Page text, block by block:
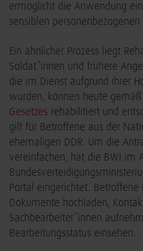
ermöglicht die Anwendung
sensiblen personenbezogenen
Ein ähnlicher Prozess liegt
Soldat*innen und frühere
die im Dienst aufgrund ihrer
wurden, können heute gemäß
Gesetzes rehabilitiert und
gilt für Betroffene aus der
ehemaligen DDR. Um die
vereinfachen, hat die BWI im
Portal eingerichtet.
Dokumente hochladen,
Sachbearbeiter*innen
Bearbeitungsstatus einsehen.